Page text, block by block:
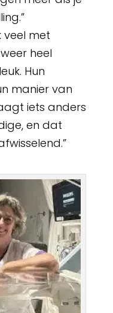
veel met
heel
Hun
manier van
iets anders
en dat